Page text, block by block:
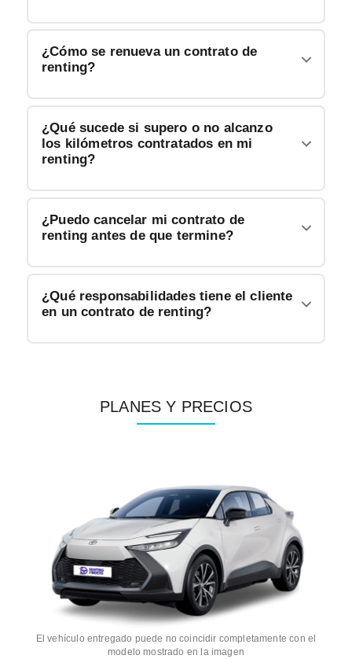
¿Cómo se renueva un contrato de
renting?
¿Qué sucede si supero o no alcanzo
los kilómetros contratados en mi
renting?
¿Puedo cancelar mi contrato de
renting antes de que termine?
¿Qué responsabilidades tiene el cliente
en un contrato de renting?
PLANES Y PRECIOS
El vehículo entregado puede no coincidir completamente con el
modelo mostrado en la imagen